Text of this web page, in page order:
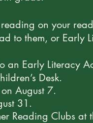
on your
to them, or Early
an Early Literacy
Desk.
August 7.
31.
Reading Clubs at